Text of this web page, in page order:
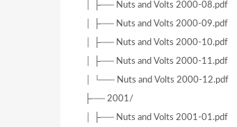
│ ├── Nuts and Volts 2000-08.pdf
│ ├── Nuts and Volts 2000-09.pdf
│ ├── Nuts and Volts 2000-10.pdf
│ ├── Nuts and Volts 2000-11.pdf
│ └── Nuts and Volts 2000-12.pdf
├── 2001/
│ ├── Nuts and Volts 2001-01.pdf